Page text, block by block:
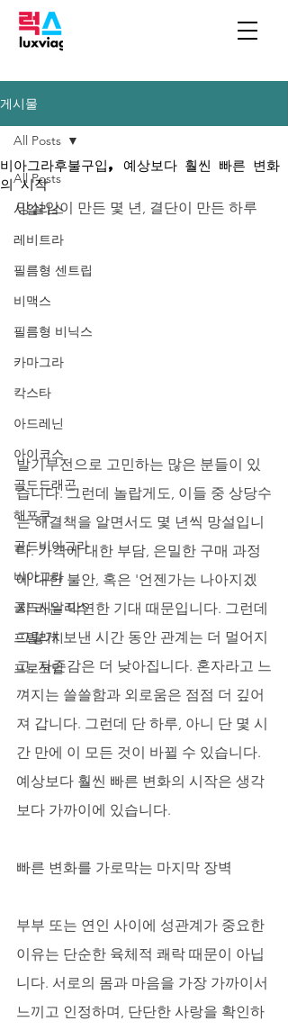
게시물
All Posts
시알리스
레비트라
필름형 센트립
비맥스
필름형 비닉스
카마그라
칵스타
아드레닌
아이코스
골드드래곤
해포쿠
골드비아그라
비아그라
골드시알리스
프릴리지
프로코밀
All Posts
비아그라후불구입, 예상보다 훨씬 빠른 변화
의 시작
망설임이 만든 몇 년, 결단이 만든 하루
발기부전으로 고민하는 많은 분들이 있
습니다. 그런데 놀랍게도, 이들 중 상당수
는 해결책을 알면서도 몇 년씩 망설입니
다. 가격에 대한 부담, 은밀한 구매 과정
에 대한 불안, 혹은 '언젠가는 나아지겠
지'라는 막연한 기대 때문입니다. 그런데
그렇게 보낸 시간 동안 관계는 더 멀어지
고, 자존감은 더 낮아집니다. 혼자라고 느
껴지는 쓸쓸함과 외로움은 점점 더 깊어
져 갑니다. 그런데 단 하루, 아니 단 몇 시
간 만에 이 모든 것이 바뀔 수 있습니다.
예상보다 훨씬 빠른 변화의 시작은 생각
보다 가까이에 있습니다.
빠른 변화를 가로막는 마지막 장벽
부부 또는 연인 사이에 성관계가 중요한
이유는 단순한 육체적 쾌락 때문이 아닙
니다. 서로의 몸과 마음을 가장 가까이서
느끼고 인정하며, 단단한 사랑을 확인하